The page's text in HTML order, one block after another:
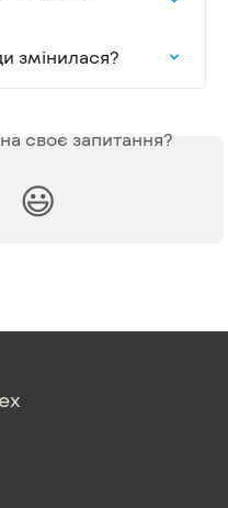
змінилася?
своє запитання?
😃